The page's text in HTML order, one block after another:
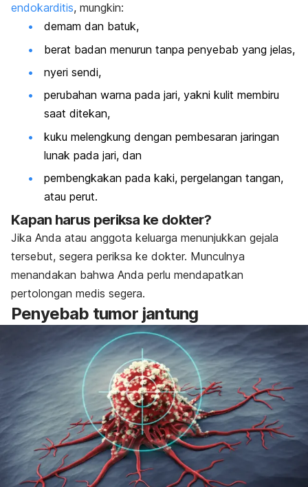
endokarditis, mungkin:
demam dan batuk,
berat badan menurun tanpa penyebab yang jelas,
nyeri sendi,
perubahan warna pada jari, yakni kulit membiru
saat ditekan,
kuku melengkung dengan pembesaran jaringan
lunak pada jari, dan
pembengkakan pada kaki, pergelangan tangan,
atau perut.
Kapan harus periksa ke dokter?
Jika Anda atau anggota keluarga menunjukkan gejala
tersebut, segera periksa ke dokter. Munculnya
menandakan bahwa Anda perlu mendapatkan
pertolongan medis segera.
Penyebab tumor jantung